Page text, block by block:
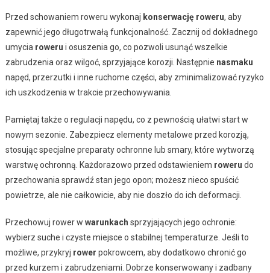
Przed schowaniem roweru wykonaj konserwację roweru, aby
zapewnić jego długotrwałą funkcjonalność. Zacznij od dokładnego
umycia roweru i osuszenia go, co pozwoli usunąć wszelkie
zabrudzenia oraz wilgoć, sprzyjające korozji. Następnie nasmaku
napęd, przerzutki i inne ruchome części, aby zminimalizować ryzyko
ich uszkodzenia w trakcie przechowywania.
Pamiętaj także o regulacji napędu, co z pewnością ułatwi start w
nowym sezonie. Zabezpiecz elementy metalowe przed korozją,
stosując specjalne preparaty ochronne lub smary, które wytworzą
warstwę ochronną. Każdorazowo przed odstawieniem roweru do
przechowania sprawdź stan jego opon; możesz nieco spuścić
powietrze, ale nie całkowicie, aby nie doszło do ich deformacji.
Przechowuj rower w warunkach sprzyjających jego ochronie:
wybierz suche i czyste miejsce o stabilnej temperaturze. Jeśli to
możliwe, przykryj rower pokrowcem, aby dodatkowo chronić go
przed kurzem i zabrudzeniami. Dobrze konserwowany i zadbany